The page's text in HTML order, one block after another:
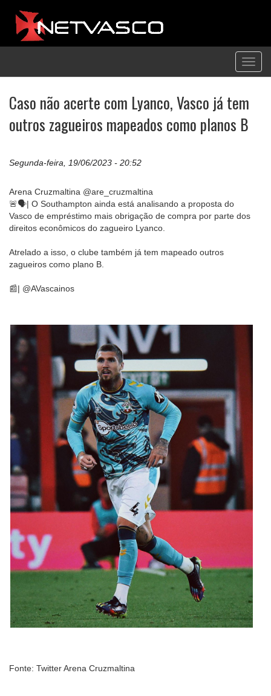
Caso não acerte com Lyanco, Vasco já tem
outros zagueiros mapeados como planos B
Segunda-feira, 19/06/2023 - 20:52
Arena Cruzmaltina @are_cruzmaltina
🚨🗣️| O Southampton ainda está analisando a proposta do
Vasco de empréstimo mais obrigação de compra por parte dos
direitos econômicos do zagueiro Lyanco.
Atrelado a isso, o clube também já tem mapeado outros
zagueiros como plano B.
📰| @AVascainos
Fonte: Twitter Arena Cruzmaltina